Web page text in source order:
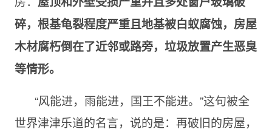
碎，根基龟裂程度严重且地基被白蚁腐蚀，房屋
木材腐朽倒在了近邻或路旁，垃圾放置产生恶臭
等情形。
“风能进，雨能进，国王不能进。”这句被全
世界津津乐道的名言，说的是：再破旧的房屋，